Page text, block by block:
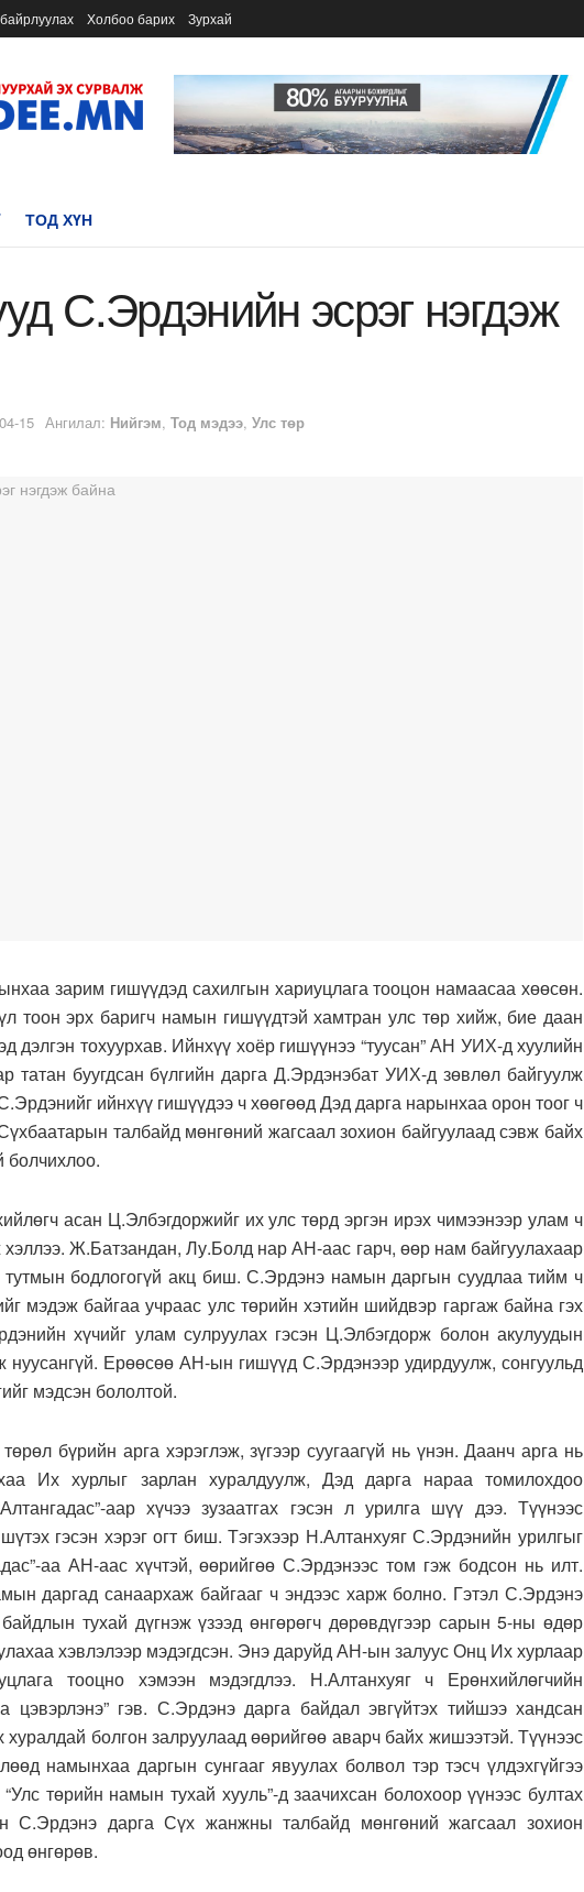
Холбоо барих Зурхай
ТОД ХҮН
С.Эрдэнийн эсрэг нэгдэж
15 Ангилал: Нийгэм, Тод мэдээ, Улс төр
зарим гишүүдэд сахилгын хариуцлага тооцон намаасаа хөөсөн.
тоон эрх баригч намын гишүүдтэй хамтран улс төр хийж, бие даан
дэлгэн тохуурхав. Ийнхүү хоёр гишүүнээ “туусан” АН УИХ-д хуулийн
татан буугдсан бүлгийн дарга Д.Эрдэнэбат УИХ-д зөвлөл байгуулж
ийнхүү гишүүдээ ч хөөгөөд Дэд дарга нарынхаа орон тоог ч
талбайд мөнгөний жагсаал зохион байгуулаад сэвж байх
болчихлоо.
асан Ц.Элбэгдоржийг их улс төрд эргэн ирэх чимээнээр улам ч
хэллээ. Ж.Батзандан, Лу.Болд нар АН-аас гарч, өөр нам байгуулахаар
тутмын бодлогогүй акц биш. С.Эрдэнэ намын даргын суудлаа тийм ч
мэдэж байгаа учраас улс төрийн хэтийн шийдвэр гаргаж байна гэх
хүчийг улам сулруулах гэсэн Ц.Элбэгдорж болон акулуудын
нуусангүй. Ерөөсөө АН-ын гишүүд С.Эрдэнээр удирдуулж, сонгуульд
мэдсэн бололтой.
бүрийн арга хэрэглэж, зүгээр суугаагүй нь үнэн. Даанч арга нь
Их хурлыг зарлан хуралдуулж, Дэд дарга нараа томилохдоо
аар хүчээ зузаатгах гэсэн л урилга шүү дээ. Түүнээс
гэсэн хэрэг огт биш. Тэгэхээр Н.Алтанхуяг С.Эрдэнийн урилгыг
аа АН-аас хүчтэй, өөрийгөө С.Эрдэнээс том гэж бодсон нь илт.
даргад санаархаж байгааг ч эндээс харж болно. Гэтэл С.Эрдэнэ
тухай дүгнэж үзээд өнгөрөгч дөрөвдүгээр сарын 5-ны өдөр
хэвлэлээр мэдэгдсэн. Энэ даруйд АН-ын залуус Онц Их хурлаар
тооцно хэмээн мэдэгдлээ. Н.Алтанхуяг ч Ерөнхийлөгчийн
цэвэрлэнэ” гэв. С.Эрдэнэ дарга байдал эвгүйтэх тийшээ хандсан
болгон залруулаад өөрийгөө аварч байх жишээтэй. Түүнээс
намынхаа даргын сунгааг явуулах болвол тэр тэсч үлдэхгүйгээ
төрийн намын тухай хууль”-д заачихсан болохоор үүнээс бултах
С.Эрдэнэ дарга Сүх жанжны талбайд мөнгөний жагсаал зохион
өнгөрөв.